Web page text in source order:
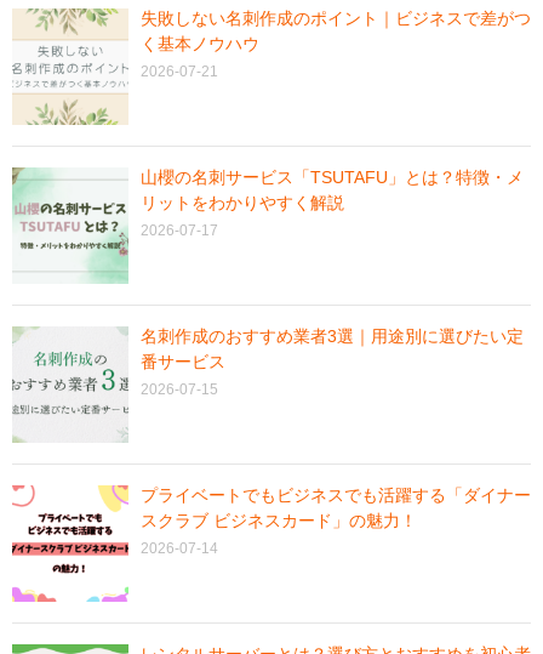
失敗しない名刺作成のポイント｜ビジネスで差がつ
く基本ノウハウ
2026-07-21
山櫻の名刺サービス「TSUTAFU」とは？特徴・メ
リットをわかりやすく解説
2026-07-17
名刺作成のおすすめ業者3選｜用途別に選びたい定
番サービス
2026-07-15
プライベートでもビジネスでも活躍する「ダイナー
スクラブ ビジネスカード」の魅力！
2026-07-14